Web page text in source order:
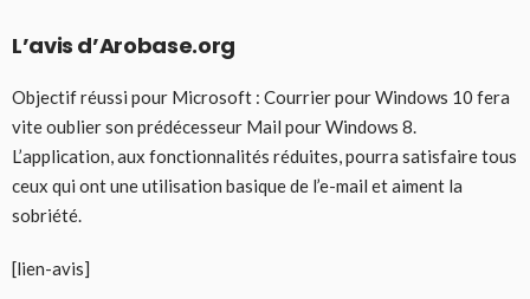
L’avis d’Arobase.org
Objectif réussi pour Microsoft : Courrier pour Windows 10 fera
vite oublier son prédécesseur Mail pour Windows 8.
L’application, aux fonctionnalités réduites, pourra satisfaire tous
ceux qui ont une utilisation basique de l’e-mail et aiment la
sobriété.
[lien-avis]